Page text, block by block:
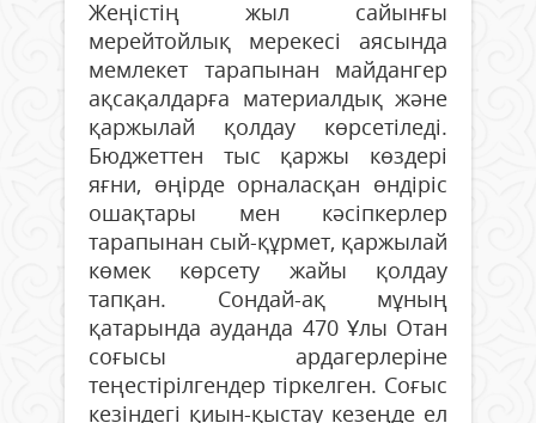
Жеңістің жыл сайынғы
мерейтойлық мерекесі аясында
мемлекет тарапынан майдангер
ақсақалдарға материалдық және
қаржылай қолдау көрсетіледі.
Бюджеттен тыс қаржы көздері
яғни, өңірде орналасқан өндіріс
ошақтары мен кәсіпкерлер
тарапынан сый-құрмет, қаржылай
көмек көрсету жайы қолдау
тапқан. Сондай-ақ мұның
қатарында ауданда 470 Ұлы Отан
соғысы ардагерлеріне
теңестірілгендер тіркелген. Соғыс
кезіндегі қиын-қыстау кезеңде ел